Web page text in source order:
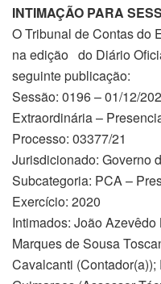
INTIMAÇÃO PARA
O Tribunal de Contas do
na edição do Diário
seguinte publicação:
Sessão: 0196 – 01/12/
Extraordinária –
Processo: 03377/21
Jurisdicionado: Governo
Subcategoria: PCA –
Exercício: 2020
Intimados: João
Marques de Sousa
Cavalcanti